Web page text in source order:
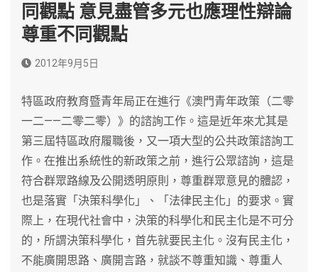
同觀點 意見盡管多元也應理性辯論
尊重不同觀點
2012年9月5日
特區政府教育暨青年局正在進行《澳門青年政策（二零
一二——二零二零）》的諮詢工作。這是近年來尤其是
第三屆特區政府履職後，又一項大型的公共政策諮詢工
作。在推出系統性的新政策之前，進行公眾諮詢，這是
符合群眾路線及公開透明原則，尊重群眾意見的體認，
也是落實「決策科學化」、「法律民主化」的要求。實
際上，在現代社會中，決策的科學化和民主化是不可分
的，所謂決策科學化，首先就要民主化。沒有民主化，
不能廣開思路、廣開言路，就談不尊重知識、尊重人